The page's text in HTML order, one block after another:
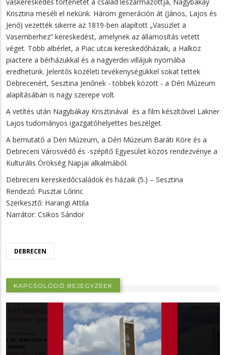
Krisztina meséli el nekünk. Három generáción át (János, Lajos és
Jenő) vezették sikerre az 1819-ben alapított „Vasüzlet a
Vasemberhez” kereskedést, amelynek az államosítás vetett
véget. Több albérlet, a Piac utcai kereskedőházaik, a Halköz
piactere a bérházukkal és a nagyerdei villájuk nyomába
eredhetünk. Jelentős közéleti tevékenységükkel sokat tettek
Debrecenért, Sesztina Jenőnek - többek között - a Déri Múzeum
alapításában is nagy szerepe volt.
A vetítés után Nagybákay Krisztinával és a film készítőivel Lakner
Lajos tudományos igazgatóhelyettes beszélget.
A bemutató a Déri Múzeum, a Déri Múzeum Baráti Köre és a
Debreceni Városvédő és -szépítő Egyesület közös rendezvénye a
Kulturális Örökség Napjai alkalmából.
Debreceni kereskedőcsaládok és házaik (5.) – Sesztina
Rendező: Pusztai Lőrinc
Szerkesztő: Harangi Attila
Narrátor: Csikos Sándor
DEBRECEN
KAPCSOLÓDÓ BEJEGYZÉEK